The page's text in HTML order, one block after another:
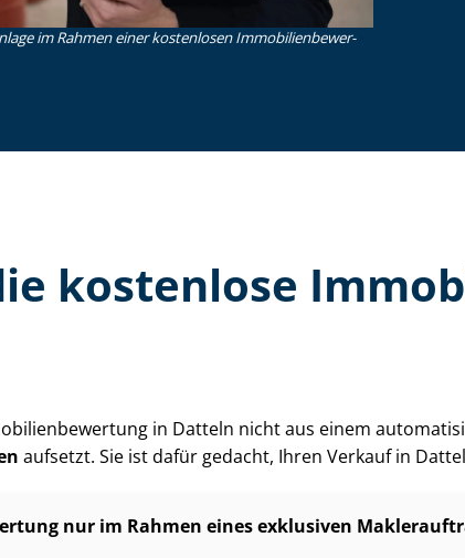
im Rahmen einer kostenlosen Im­mo­bi­li­en­be­wer­
kostenlose
in Datteln nicht aus einem
aufsetzt. Sie ist dafür gedacht, Ihren Verkauf in
nur im Rahmen eines exklusiven